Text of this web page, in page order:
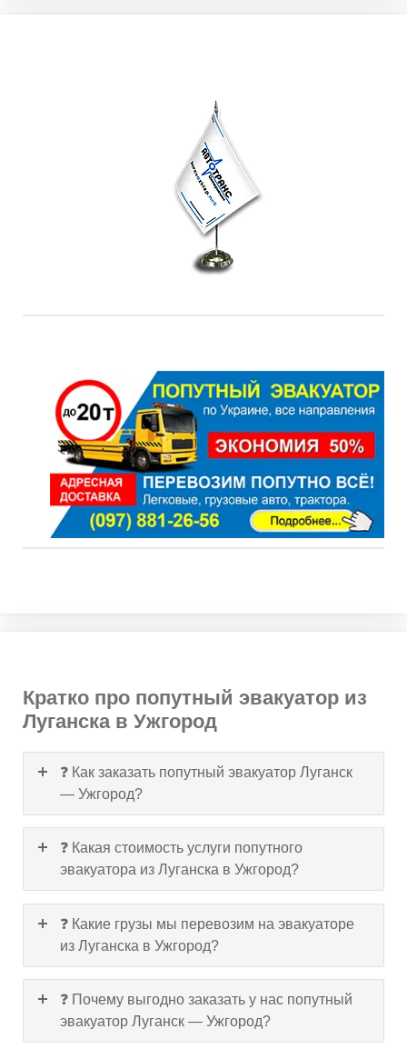
Кратко про попутный эвакуатор из
Луганска в Ужгород
❓ Как заказать попутный эвакуатор Луганск
— Ужгород?
❓ Какая стоимость услуги попутного
эвакуатора из Луганска в Ужгород?
❓ Какие грузы мы перевозим на эвакуаторе
из Луганска в Ужгород?
❓ Почему выгодно заказать у нас попутный
эвакуатор Луганск — Ужгород?